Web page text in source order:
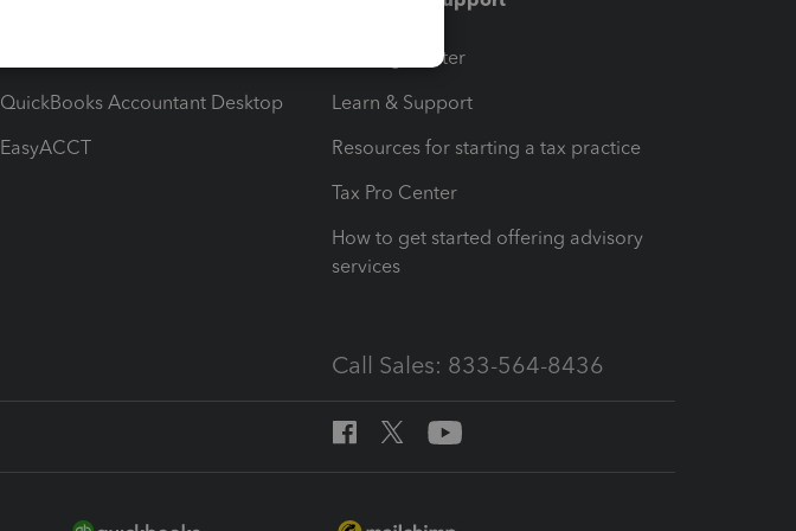
QuickBooks Accountant Desktop
EasyACCT
Training Center
Learn & Support
Resources for starting a tax practice
Tax Pro Center
How to get started offering advisory
services
Call Sales: 833-564-8436